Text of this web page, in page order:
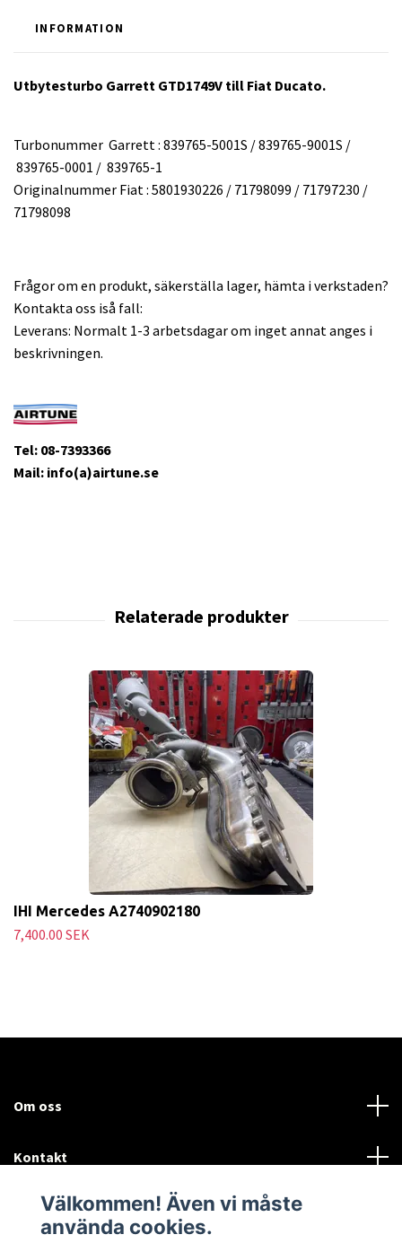
INFORMATION
Utbytesturbo Garrett GTD1749V till Fiat Ducato.
Turbonummer Garrett : 839765-5001S / 839765-9001S /
839765-0001 / 839765-1
Originalnummer Fiat : 5801930226 / 71798099 / 71797230 /
71798098
Frågor om en produkt, säkerställa lager, hämta i verkstaden?
Kontakta oss iså fall:
Leverans: Normalt 1-3 arbetsdagar om inget annat anges i
beskrivningen.
Tel: 08-7393366
Mail: info(a)airtune.se
IHI Mercedes A2740902180
7,400.00 SEK
Om oss
Kontakt
Mer information:
Välkommen! Även vi måste
använda cookies.